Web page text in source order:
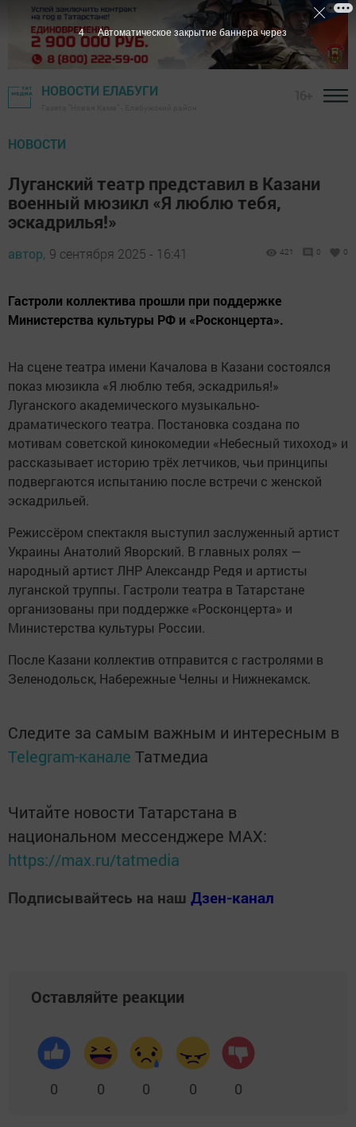
НОВОСТИ ЕЛАБУГИ
НОВОСТИ
Луганский театр представил в Казани
военный мюзикл «Я люблю тебя,
эскадрилья!»
автор, 9 сентября 2025 - 16:41 421 0 0
Гастроли коллектива прошли при поддержке
Министерства культуры РФ и «Росконцерта».
На сцене театра имени Качалова в Казани состоялся
показ мюзикла «Я люблю тебя, эскадрилья!»
Луганского академического музыкально-
драматического театра. Постановка создана по
мотивам советской кинокомедии «Небесный тихоход» и
рассказывает историю трёх летчиков, чьи принципы
подвергаются испытанию после встречи с женской
эскадрильей.
Режиссёром спектакля выступил заслуженный артист
Украины Анатолий Яворский. В главных ролях —
народный артист ЛНР Александр Редя и артисты
луганской труппы. Гастроли театра в Татарстане
организованы при поддержке «Росконцерта» и
Министерства культуры России.
После Казани коллектив отправится с гастролями в
Зеленодольск, Набережные Челны и Нижнекамск.
Следите за самым важным и интересным в
Telegram-канале Татмедиа
Читайте новости Татарстана в
национальном мессенджере MАХ:
https://max.ru/tatmedia
Подписывайтесь на наш Дзен-канал
Оставляйте реакции
0 0 0 0 0
3 Автоматическое закрытие баннера через